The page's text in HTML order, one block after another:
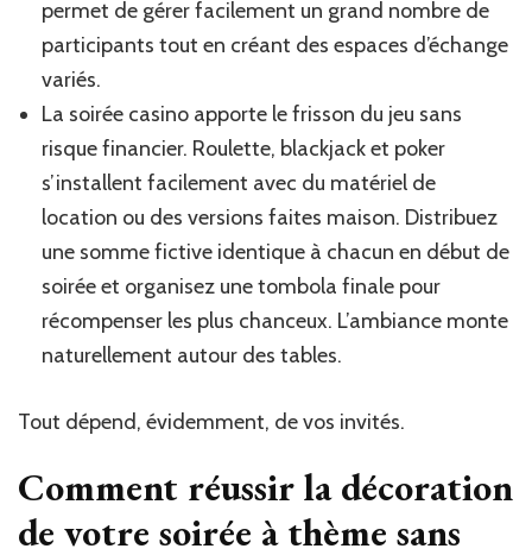
permet de gérer facilement un grand nombre de
participants tout en créant des espaces d’échange
variés.
La soirée casino apporte le frisson du jeu sans
risque financier. Roulette, blackjack et poker
s’installent facilement avec du matériel de
location ou des versions faites maison. Distribuez
une somme fictive identique à chacun en début de
soirée et organisez une tombola finale pour
récompenser les plus chanceux. L’ambiance monte
naturellement autour des tables.
Tout dépend, évidemment, de vos invités.
Comment réussir la décoration
de votre soirée à thème sans